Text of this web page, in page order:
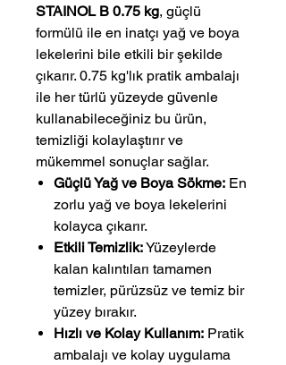
STAINOL B 0.75 kg, güçlü
formülü ile en inatçı yağ ve boya
lekelerini bile etkili bir şekilde
çıkarır. 0.75 kg'lık pratik ambalajı
ile her türlü yüzeyde güvenle
kullanabileceğiniz bu ürün,
temizliği kolaylaştırır ve
mükemmel sonuçlar sağlar.
Güçlü Yağ ve Boya Sökme: En
zorlu yağ ve boya lekelerini
kolayca çıkarır.
Etkili Temizlik:Yüzeylerde
kalan kalıntıları tamamen
temizler, pürüzsüz ve temiz bir
yüzey bırakır.
Hızlı ve Kolay Kullanım: Pratik
ambalajı ve kolay uygulama